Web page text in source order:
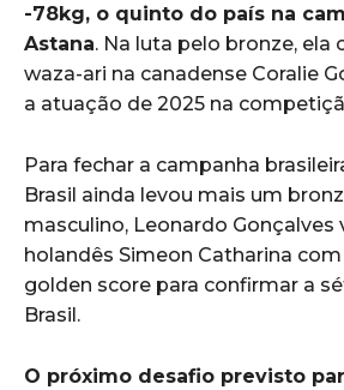
-78kg, o quinto do país na
Astana. Na luta pelo bronze, ela
waza-ari na canadense Coralie
a atuação de 2025 na
Para fechar a campanha
Brasil ainda levou mais um
masculino, Leonardo Gonçalves
holandês Simeon Catharina
golden score para confirmar a
Brasil.
O próximo desafio previsto